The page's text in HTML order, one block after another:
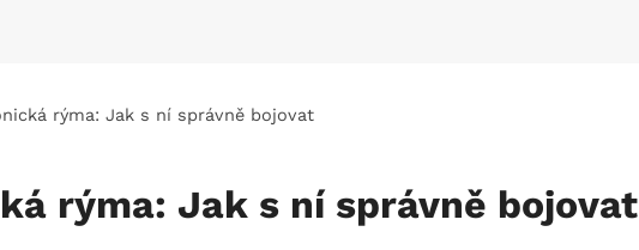
rýma: Jak s ní správně bojovat
rýma: Jak s ní správně bojovat